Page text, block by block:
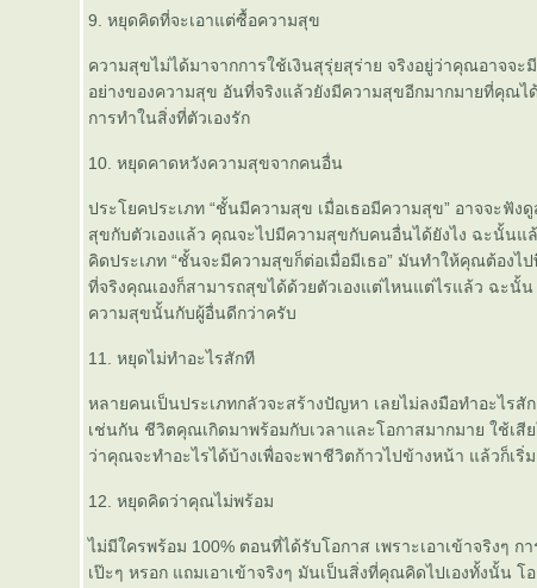
9. หยุดคิดที่จะเอาแต่ซื้อความสุข
ความสุขไม่ได้มาจากการใช้เงินสุรุ่ยสุร่าย จริงอยู่ว่าคุณอาจจ
อย่างของความสุข อันที่จริงแล้วยังมีความสุขอีกมากมายที่คุณไ
การทำในสิ่งที่ตัวเองรัก
10. หยุดคาดหวังความสุขจากคนอื่น
ประโยคประเภท “ชั้นมีความสุข เมื่อเธอมีความสุข” อาจจะฟั
สุขกับตัวเองแล้ว คุณจะไปมีความสุขกับคนอื่นได้ยังไง ฉะนั้นแ
คิดประเภท “ชั้นจะมีความสุขก็ต่อเมื่อมีเธอ” มันทำให้คุณต้องไ
ที่จริงคุณเองก็สามารถสุขได้ด้วยตัวเองแต่ไหนแต่ไรแล้ว ฉะนั้
ความสุขนั้นกับผู้อื่นดีกว่าครับ
11. หยุดไม่ทำอะไรสักที
หลายคนเป็นประเภทกลัวจะสร้างปัญหา เลยไม่ลงมือทำอะไร
เช่นกัน ชีวิตคุณเกิดมาพร้อมกับเวลาและโอกาสมากมาย ใช้
ว่าคุณจะทำอะไรได้บ้างเพื่อจะพาชีวิตก้าวไปข้างหน้า แล้วก็เริ่
12. หยุดคิดว่าคุณไม่พร้อม
ไม่มีใครพร้อม 100% ตอนที่ได้รับโอกาส เพราะเอาเข้าจริงๆ
เป๊ะๆ หรอก แถมเอาเข้าจริงๆ มันเป็นสิ่งที่คุณคิดไปเองทั้งนั้น